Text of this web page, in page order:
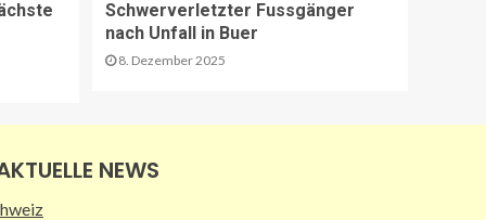
Sperrung Eyholztunnel in
Fahrtrichtung Brig
BRANCHEN-NEWS (DE)
Schwerverletzter Fussgänger
nach Unfall in Buer
8. Dezember 2025
NEWS